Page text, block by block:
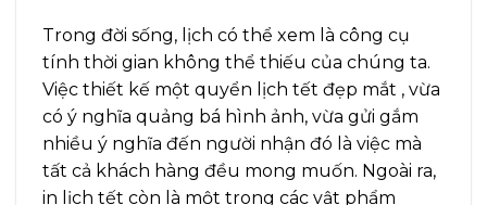
Trong đời sống, lịch có thể xem là công cụ
tính thời gian không thể thiếu của chúng ta.
Việc thiết kế một quyển lịch tết đẹp mắt , vừa
có ý nghĩa quảng bá hình ảnh, vừa gửi gắm
nhiều ý nghĩa đến người nhận đó là việc mà
tất cả khách hàng đều mong muốn. Ngoài ra,
in lịch tết còn là một trong các vật phẩm